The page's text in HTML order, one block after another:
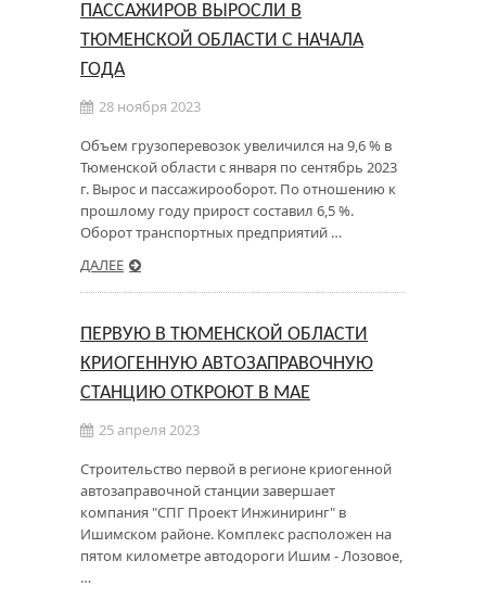
ПАССАЖИРОВ ВЫРОСЛИ В
ТЮМЕНСКОЙ ОБЛАСТИ С НАЧАЛА
ГОДА
28 ноября 2023
Объем грузоперевозок увеличился на 9,6 % в
Тюменской области с января по сентябрь 2023
г. Вырос и пассажирооборот. По отношению к
прошлому году прирост составил 6,5 %.
Оборот транспортных предприятий …
ДАЛЕЕ
ПЕРВУЮ В ТЮМЕНСКОЙ ОБЛАСТИ
КРИОГЕННУЮ АВТОЗАПРАВОЧНУЮ
СТАНЦИЮ ОТКРОЮТ В МАЕ
25 апреля 2023
Строительство первой в регионе криогенной
автозаправочной станции завершает
компания "СПГ Проект Инжиниринг" в
Ишимском районе. Комплекс расположен на
пятом километре автодороги Ишим - Лозовое,
…